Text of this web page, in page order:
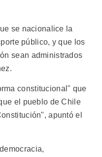
se nacionalice la
público, y que los
sean administrados
constitucional" que
el pueblo de Chile
apuntó el